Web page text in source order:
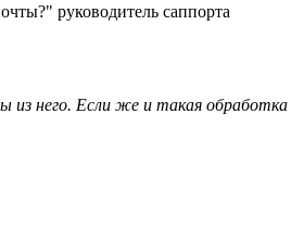
руководитель саппорта
из него. Если же и такая обработка